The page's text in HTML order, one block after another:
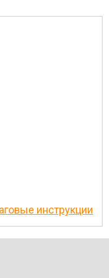
инструкции